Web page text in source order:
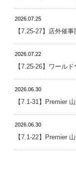
2026.07.25
【7.25-27】店外催
2026.07.22
【7.25-26】ワール
2026.06.30
【7.1-31】Premier
2026.06.30
【7.1-22】Premier